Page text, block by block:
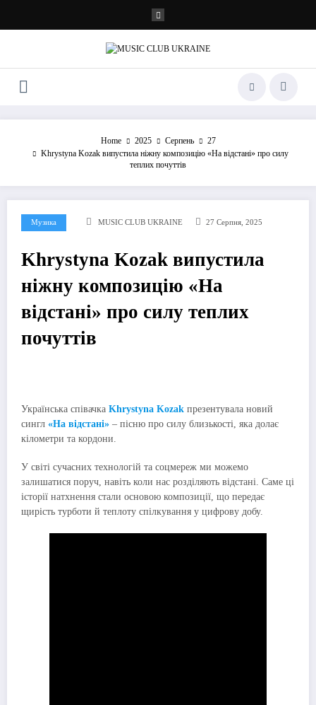
контенту
Home 2025 Серпень
27
Khrystyna Kozak випустила ніжну композицію «На відстані» про силу
теплих почуттів
Музика MUSIC CLUB UKRAINE 27 Серпня, 2025
Khrystyna Kozak випустила
ніжну композицію «На
відстані» про силу теплих
почуттів
Українська співачка Khrystyna Kozak презентувала новий
сингл «На відстані» – пісню про силу близькості, яка долає
кілометри та кордони.
У світі сучасних технологій та соцмереж ми можемо
залишатися поруч, навіть коли нас розділяють відстані. Саме ці
історії натхнення стали основою композиції, що передає
щирість турботи й теплоту спілкування у цифрову добу.